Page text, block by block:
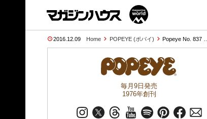
2016.12.09 Home POPEYE (ポパイ) Popeye No. 837 …
毎月9日発売
1976年創刊